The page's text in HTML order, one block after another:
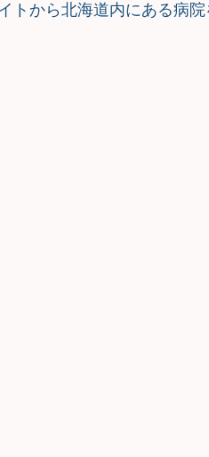
トから北海道内にある病